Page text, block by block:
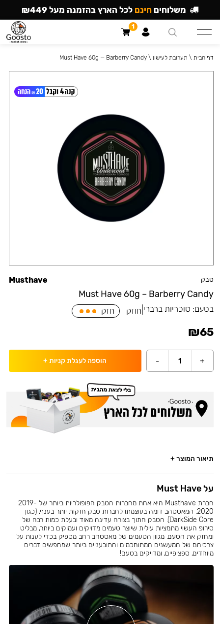
טבק
Must Have 60g – Barberry Candy
Musthave
בטעם: סוכריות ברברי חוזק חזק
₪65
+
1
- הוספה לעגלת קניות +
דף הבית \ תערובת לעישון \
Must Have 60g — Barberry Candy
תיאור המוצר +
על Must Have
חברת Musthave היא אחת מחברות הטבק הפופולריות ביותר של 2019-
2020. המאסטהב דומה בעוצמתו לחברות טבק חזקות יותר בענף, (כגון
DarkSide Core). הטבק חתוך בצורה עדינה מאוד ובעלת כמות רבה של
סירופ העשוי מתמציות עילית שיוצר טעמים מדויקים ועמוקים ביותר, מבליט
ומחזק את הטעם. מגוון הטעמים של מאסטהב רחב מספיק בכדי לענות על
צרכיהם של המעשנים המתוחכמים והתובעניים ביותר שמחפשים דברים
מיוחדים, ספציפיים, ומדויקים בטעם!
משלוחים חינם לכל הארץ בהזמנה מעל ₪449
1